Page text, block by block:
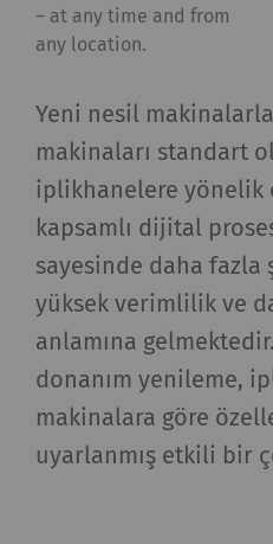
– at any time and from
any location.
Yeni nesil
makinaları standart
iplikhanelere yönelik
kapsamlı dijital
sayesinde daha fazla
yüksek verimlilik ve
anlamına
donanım yenileme,
makinalara göre
uyarlanmış etkili bir